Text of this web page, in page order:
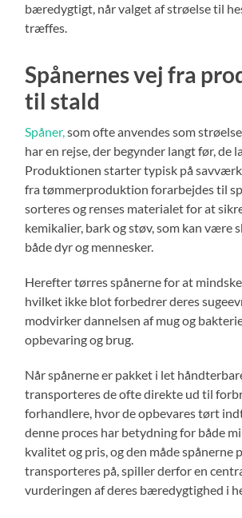
bæredygtigt, når valget af strøelse til
træffes.
Spånernes vej fra
til stald
Spåner,som ofte anvendes som
har en rejse, der begynder langt før, de
Produktionen starter typisk på
fra tømmerproduktion forarbejdes til
sorteres og renses materialet for at
kemikalier, bark og støv, som kan være
både dyr og mennesker.
Herefter tørres spånerne for at
hvilket ikke blot forbedrer deres
modvirker dannelsen af mug og
opbevaring og brug.
Når spånerne er pakket i let
transporteres de ofte direkte ud til
forhandlere, hvor de opbevares tørt
denne proces har betydning for både
kvalitet og pris, og den måde spånerne
transporteres på, spiller derfor en
vurderingen af deres bæredygtighed i